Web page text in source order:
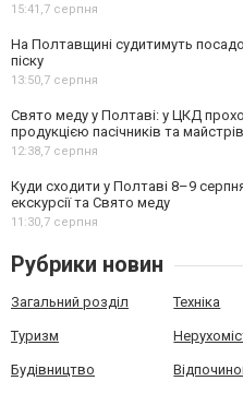
15:41,7 серпня
На Полтавщині судитимуть
піску
13:50,7 серпня
Свято меду у Полтаві: у ЦКД
продукцією пасічників та майстрів
12:38,7 серпня
Куди сходити у Полтаві 8–9
екскурсії та Свято меду
11:30,7 серпня
Рубрики новин
Загальний розділ Техніка
Туризм
Будівництво